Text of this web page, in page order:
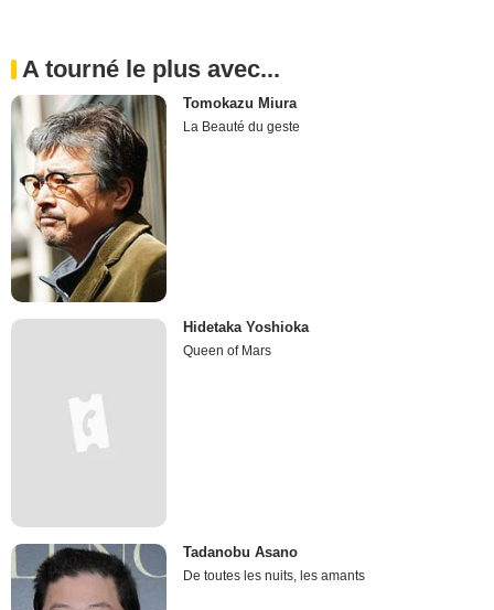
A tourné le plus avec...
Tomokazu Miura
La Beauté du geste
Hidetaka Yoshioka
Queen of Mars
Tadanobu Asano
De toutes les nuits, les amants